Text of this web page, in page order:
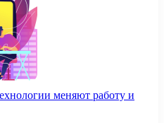
меняют работу и